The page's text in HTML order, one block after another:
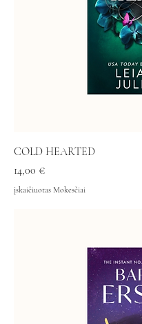
COLD HEARTED
Kaina
14,00 €
įskaičiuotas Mokesčiai